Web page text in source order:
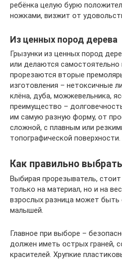
ребёнка целую бурю
ножками, визжит от
Из ценных пород дерева
Грызунки из ценных пород
или делаются самостоятельно
прорезаются вторые
изготовления – нетоксичные
клёна, дуба, можжевельника,
преимущество –
им самую разную форму, от
сложной, с плавным или
топографической поверхности.
Как правильно
Выбирая прорезыватель,
только на материал, но и на
взрослых разница может быть
малышей.
Главное при выборе –
должен иметь острых граней,
красителей. Хрупкие